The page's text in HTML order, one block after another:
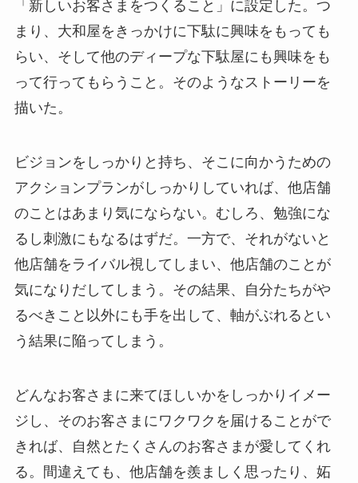
「新しいお客さまをつくること」に設定した。つ
まり、大和屋をきっかけに下駄に興味をもっても
らい、そして他のディープな下駄屋にも興味をも
って行ってもらうこと。そのようなストーリーを
描いた。
ビジョンをしっかりと持ち、そこに向かうための
アクションプランがしっかりしていれば、他店舗
のことはあまり気にならない。むしろ、勉強にな
るし刺激にもなるはずだ。一方で、それがないと
他店舗をライバル視してしまい、他店舗のことが
気になりだしてしまう。その結果、自分たちがや
るべきこと以外にも手を出して、軸がぶれるとい
う結果に陥ってしまう。
どんなお客さまに来てほしいかをしっかりイメー
ジし、そのお客さまにワクワクを届けることがで
きれば、自然とたくさんのお客さまが愛してくれ
る。間違えても、他店舗を羨ましく思ったり、妬